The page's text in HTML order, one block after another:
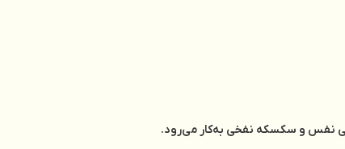
‌نفس‌ و سکسکه‌ نفخي‌ به‌کار مي‌رود.